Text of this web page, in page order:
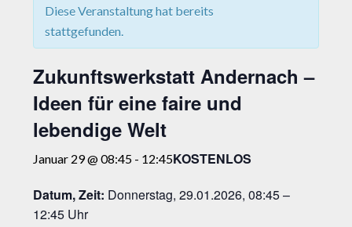
Diese Veranstaltung hat bereits
stattgefunden.
Zukunftswerkstatt Andernach –
Ideen für eine faire und
lebendige Welt
Januar 29 @ 08:45 - 12:45KOSTENLOS
Datum, Zeit: Donnerstag, 29.01.2026, 08:45 –
12:45 Uhr